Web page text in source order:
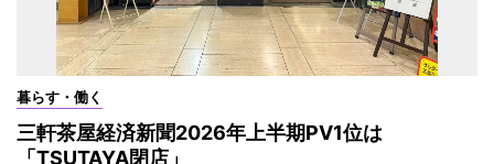
暮らす・働く
三軒茶屋経済新聞2026年上半期PV1位は
「TSUTAYA閉店」